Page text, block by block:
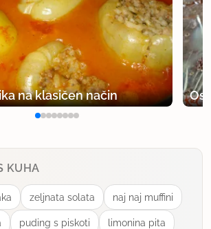
na klasičen način
KUHA
zeljnata solata naj naj muffini
puding s piskoti limonina pita